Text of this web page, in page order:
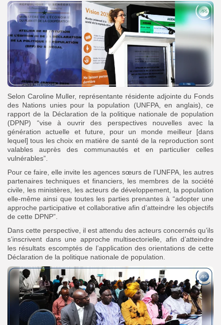
Selon Caroline Muller, représentante résidente adjointe du Fonds
des Nations unies pour la population (UNFPA, en anglais), ce
rapport de la Déclaration de la politique nationale de population
(DPNP) “vise à ouvrir des perspectives nouvelles avec la
génération actuelle et future, pour un monde meilleur [dans
lequel] tous les choix en matière de santé de la reproduction sont
valables auprès des communautés et en particulier celles
vulnérables”.
Pour ce faire, elle invite les agences sœurs de l’UNFPA, les autres
partenaires techniques et financiers, les membres de la société
civile, les ministères, les acteurs de développement, la population
elle-même ainsi que toutes les parties prenantes à “adopter une
approche participative et collaborative afin d’atteindre les objectifs
de cette DPNP”.
Dans cette perspective, il est attendu des acteurs concernés qu’ils
s’inscrivent dans une approche multisectorielle, afin d’atteindre
les résultats escomptés de l’application des orientations de cette
Déclaration de la politique nationale de population.